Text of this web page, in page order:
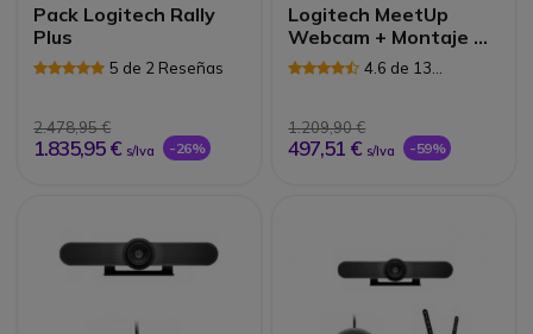
Pack Logitech Rally
Plus
5 de 2 Reseñas
2.478,95 €
1.835,95 € s/Iva -26%
Logitech MeetUp
Webcam + Montaje de
TV
4.6 de 13
1.209,90 €
497,51 € s/Iva -59%